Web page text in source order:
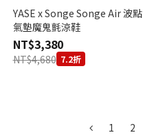
YASE x Songe Songe Air 波點
氣墊魔鬼氈涼鞋
NT$3,380
NT$4,680 7.2折
1 2